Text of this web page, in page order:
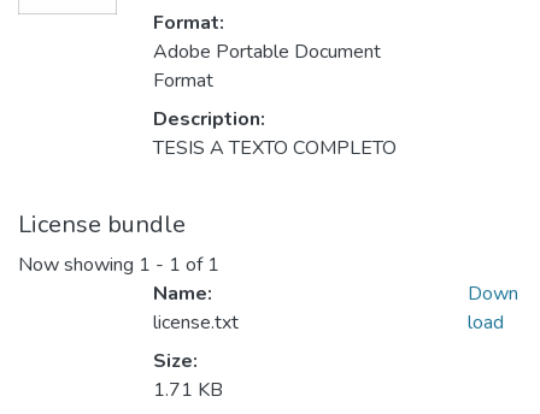
Format:
Adobe Portable Document
Format
Description:
TESIS A TEXTO COMPLETO
License bundle
Now showing 1 - 1 of 1
Name:
license.txt
Size:
1.71 KB
Down
load